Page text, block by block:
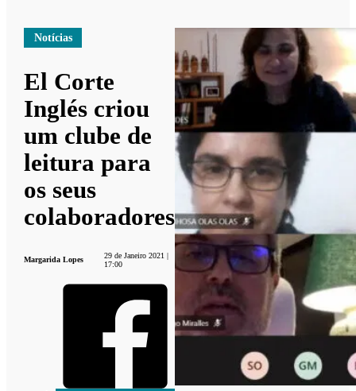
Notícias
El Corte
Inglés criou
um clube de
leitura para
os seus
colaboradores
Margarida Lopes
29 de Janeiro 2021 |
17:00